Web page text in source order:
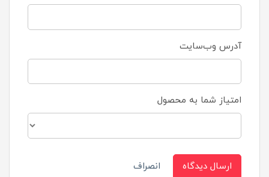
آدرس وب‌سایت
امتیاز شما به محصول
ارسال دیدگاه انصراف